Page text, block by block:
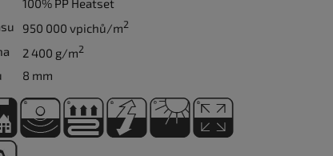
100% PP Heatset
950 000 vpichů/m2
2 400 g/m2
8 mm